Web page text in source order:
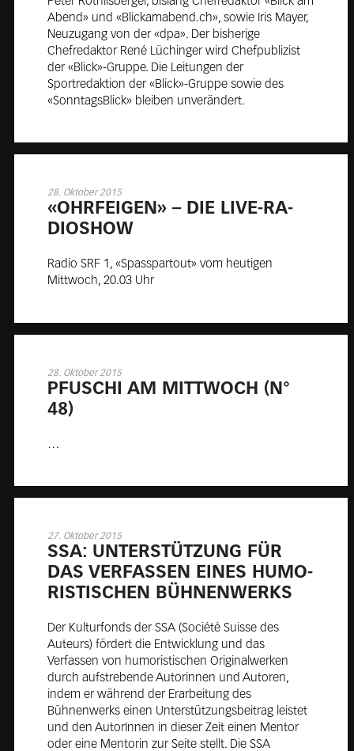
Abend» und «Blickamabend.ch», sowie Iris Mayer,
Neuzugang von der «dpa». Der bisherige
Chefredaktor René Lüchinger wird Chefpublizist
der «Blick»-Gruppe. Die Leitungen der
Sportredaktion der «Blick»-Gruppe sowie des
«SonntagsBlick» bleiben unverändert.
28. Oktober 2015
«OHR­FEI­GEN» – DIE LIVE-RA­
DIO­SHOW
Radio SRF 1, «Spasspartout» vom heutigen
Mittwoch, 20.03 Uhr
28. Oktober 2015
PFU­SCHI AM MITT­WOCH (N°
48)
…
27. Oktober 2015
SSA: UN­TER­STÜT­ZUNG FÜR
DAS VER­FAS­SEN EI­NES HU­MO­
RIS­TI­SCHEN BÜH­NEN­WERKS
Der Kulturfonds der SSA (Société Suisse des
Auteurs) fördert die Entwicklung und das
Verfassen von humoristischen Originalwerken
durch aufstrebende Autorinnen und Autoren,
indem er während der Erarbeitung des
Bühnenwerks einen Unterstützungsbeitrag leistet
und den AutorInnen in dieser Zeit einen Mentor
oder eine Mentorin zur Seite stellt. Die SSA